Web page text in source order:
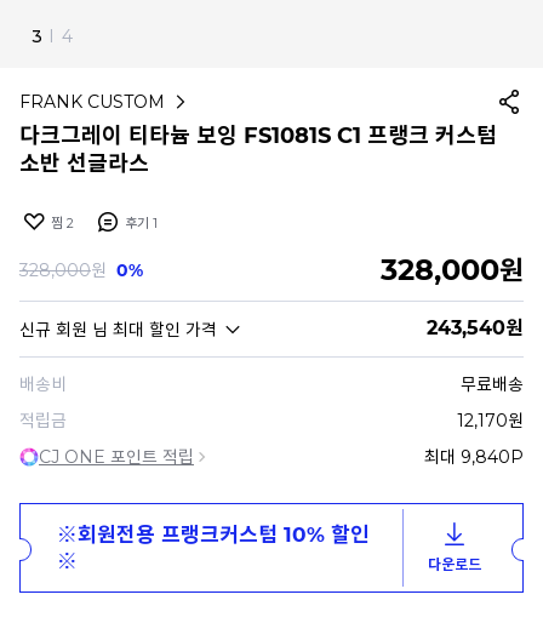
4 I 4
FRANK CUSTOM
다크그레이 티타늄 보잉 FS1081S C1 프랭크 커스텀
소반 선글라스
찜 2 후기 1
328,000원 0% 328,000원
신규 회원 님 최대 할인 가격 243,540원
배송비
무료배송
적립금
12,170원
CJ ONE 포인트 적립
최대 9,840P
※회원전용 프랭크커스텀 10% 할인
※
다운로드